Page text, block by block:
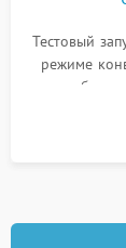
Тестовый
режиме